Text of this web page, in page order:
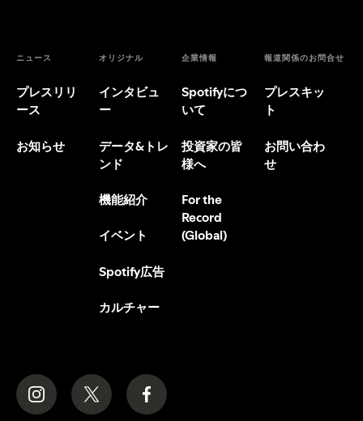
ニュース
プレスリリ
ース
お知らせ
オリジナル
インタビュ
ー
データ&トレ
ンド
機能紹介
イベント
Spotify広告
カルチャー
企業情報
Spotifyにつ
いて
投資家の皆
様へ
For the
Record
(Global)
報道関係のお問合せ
プレスキッ
ト
お問い合わ
せ